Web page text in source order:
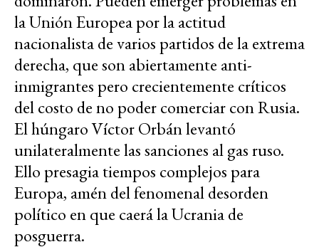
la Unión Europea por la actitud
nacionalista de varios partidos de la extrema
derecha, que son abiertamente anti-
inmigrantes pero crecientemente críticos
del costo de no poder comerciar con Rusia.
El húngaro Víctor Orbán levantó
unilateralmente las sanciones al gas ruso.
Ello presagia tiempos complejos para
Europa, amén del fenomenal desorden
político en que caerá la Ucrania de
posguerra.